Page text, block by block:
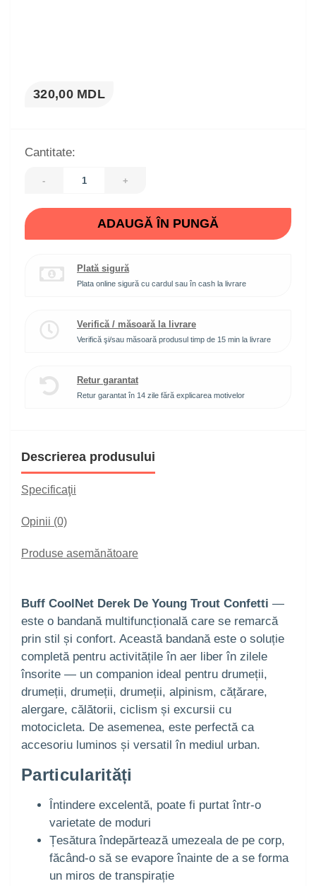
320,00 MDL
Cantitate:
- +
ADAUGĂ ÎN PUNGĂ
Plată sigură
Plata online sigură cu cardul sau în cash la livrare
Verifică / măsoară la livrare
Verifică şi/sau măsoară produsul timp de 15 min la livrare
Retur garantat
Retur garantat în 14 zile fără explicarea motivelor
Descrierea produsului
Specificaţii
Opinii (0)
Produse asemănătoare
Buff CoolNet Derek De Young Trout Confetti —
este o bandană multifuncțională care se remarcă
prin stil și confort. Această bandană este o soluție
completă pentru activitățile în aer liber în zilele
însorite — un companion ideal pentru drumeții,
drumeții, drumeții, drumeții, alpinism, cățărare,
alergare, călătorii, ciclism și excursii cu
motocicleta. De asemenea, este perfectă ca
accesoriu luminos și versatil în mediul urban.
Particularități
Întindere excelentă, poate fi purtat într-o
varietate de moduri
Țesătura îndepărtează umezeala de pe corp,
făcând-o să se evapore înainte de a se forma
un miros de transpirație